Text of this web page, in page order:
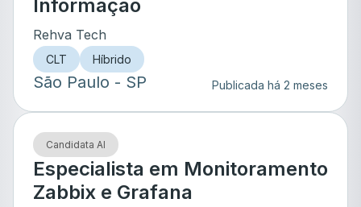
Informação
Rehva Tech
CLT Híbrido
São Paulo - SP Publicada há 2 meses
Candidata AI
Especialista em Monitoramento
Zabbix e Grafana